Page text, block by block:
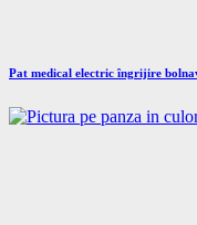
Pat medical electric îngrijire